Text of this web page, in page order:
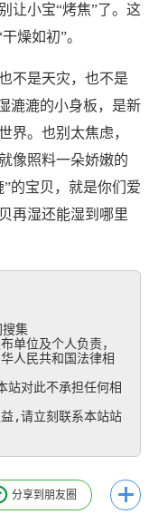
让小宝“烤焦”了。这
燥如初”。
不是天灾，也不是
漉漉的小身板，是新
界。也别太焦虑，
像照料一朵娇嫩的
的宝贝，就是你们爱
再湿还能湿到哪里
集
单位及个人负责，
人民共和国法律相
对此不承担任何相
,请立刻联系本站站
分享到朋友圈